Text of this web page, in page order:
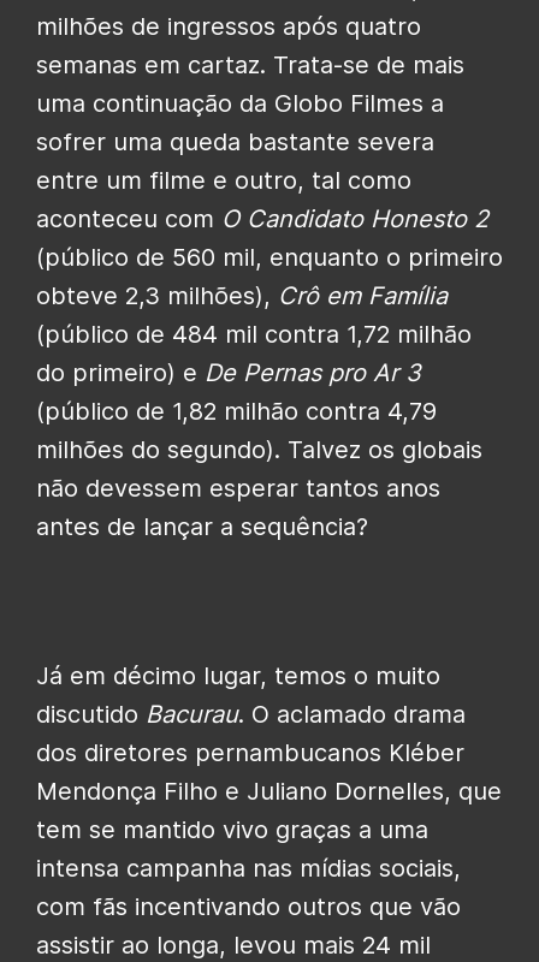
milhões de ingressos após quatro
semanas em cartaz. Trata-se de mais
uma continuação da Globo Filmes a
sofrer uma queda bastante severa
entre um filme e outro, tal como
aconteceu com O Candidato Honesto 2
(público de 560 mil, enquanto o primeiro
obteve 2,3 milhões), Crô em Família
(público de 484 mil contra 1,72 milhão
do primeiro) e De Pernas pro Ar 3
(público de 1,82 milhão contra 4,79
milhões do segundo). Talvez os globais
não devessem esperar tantos anos
antes de lançar a sequência?
Já em décimo lugar, temos o muito
discutido Bacurau. O aclamado drama
dos diretores pernambucanos Kléber
Mendonça Filho e Juliano Dornelles, que
tem se mantido vivo graças a uma
intensa campanha nas mídias sociais,
com fãs incentivando outros que vão
assistir ao longa, levou mais 24 mil